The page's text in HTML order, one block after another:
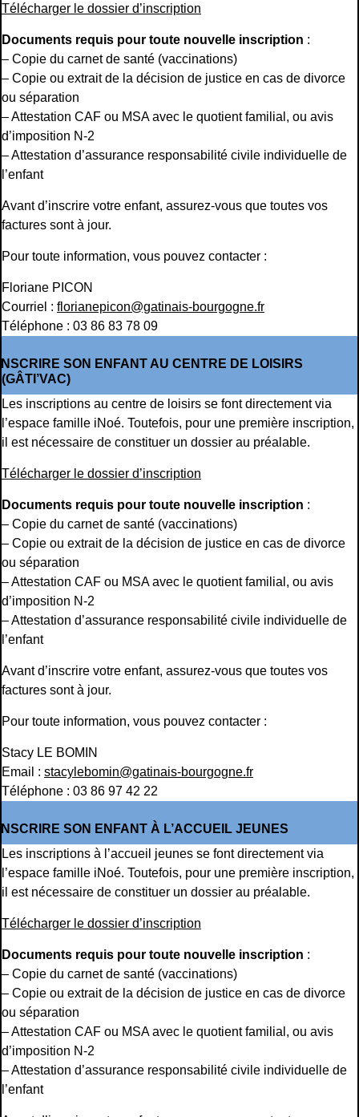
Télécharger le dossier d’inscription
Documents requis pour toute nouvelle inscription :
– Copie du carnet de santé (vaccinations)
– Copie ou extrait de la décision de justice en cas de divorce
ou séparation
– Attestation CAF ou MSA avec le quotient familial, ou avis
d’imposition N-2
– Attestation d’assurance responsabilité civile individuelle de
l’enfant
Avant d’inscrire votre enfant, assurez-vous que toutes vos
factures sont à jour.
Pour toute information, vous pouvez contacter :
Floriane PICON
Courriel : florianepicon@gatinais-bourgogne.fr
Téléphone : 03 86 83 78 09
SON ENFANT AU CENTRE DE LOISIRS
(GÂTI’VAC)
Les inscriptions au centre de loisirs se font directement via
l’espace famille iNoé. Toutefois, pour une première inscription,
il est nécessaire de constituer un dossier au préalable.
Télécharger le dossier d’inscription
Documents requis pour toute nouvelle inscription :
– Copie du carnet de santé (vaccinations)
– Copie ou extrait de la décision de justice en cas de divorce
ou séparation
– Attestation CAF ou MSA avec le quotient familial, ou avis
d’imposition N-2
– Attestation d’assurance responsabilité civile individuelle de
l’enfant
Avant d’inscrire votre enfant, assurez-vous que toutes vos
factures sont à jour.
Pour toute information, vous pouvez contacter :
Stacy LE BOMIN
Email : stacylebomin@gatinais-bourgogne.fr
Téléphone : 03 86 97 42 22
SON ENFANT À L’ACCUEIL JEUNES
Les inscriptions à l’accueil jeunes se font directement via
l’espace famille iNoé. Toutefois, pour une première inscription,
il est nécessaire de constituer un dossier au préalable.
Télécharger le dossier d’inscription
Documents requis pour toute nouvelle inscription :
– Copie du carnet de santé (vaccinations)
– Copie ou extrait de la décision de justice en cas de divorce
ou séparation
– Attestation CAF ou MSA avec le quotient familial, ou avis
d’imposition N-2
– Attestation d’assurance responsabilité civile individuelle de
l’enfant